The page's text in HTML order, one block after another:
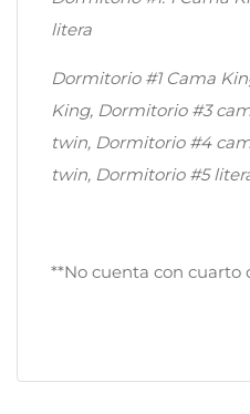
litera
Dormitorio #1 Cama
King, Dormitorio #3
twin, Dormitorio #4
twin, Dormitorio #5
**No cuenta con cuarto